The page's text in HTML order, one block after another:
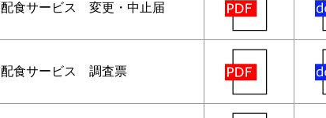
配食サービス 変更・中止届
配食サービス 調査票